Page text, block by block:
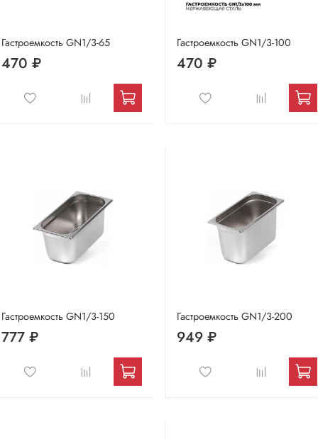
Гастроемкость GN1/3-65
470 ₽
Гастроемкость GN1/3-100
470 ₽
Гастроемкость GN1/3-150
777 ₽
Гастроемкость GN1/3-200
949 ₽